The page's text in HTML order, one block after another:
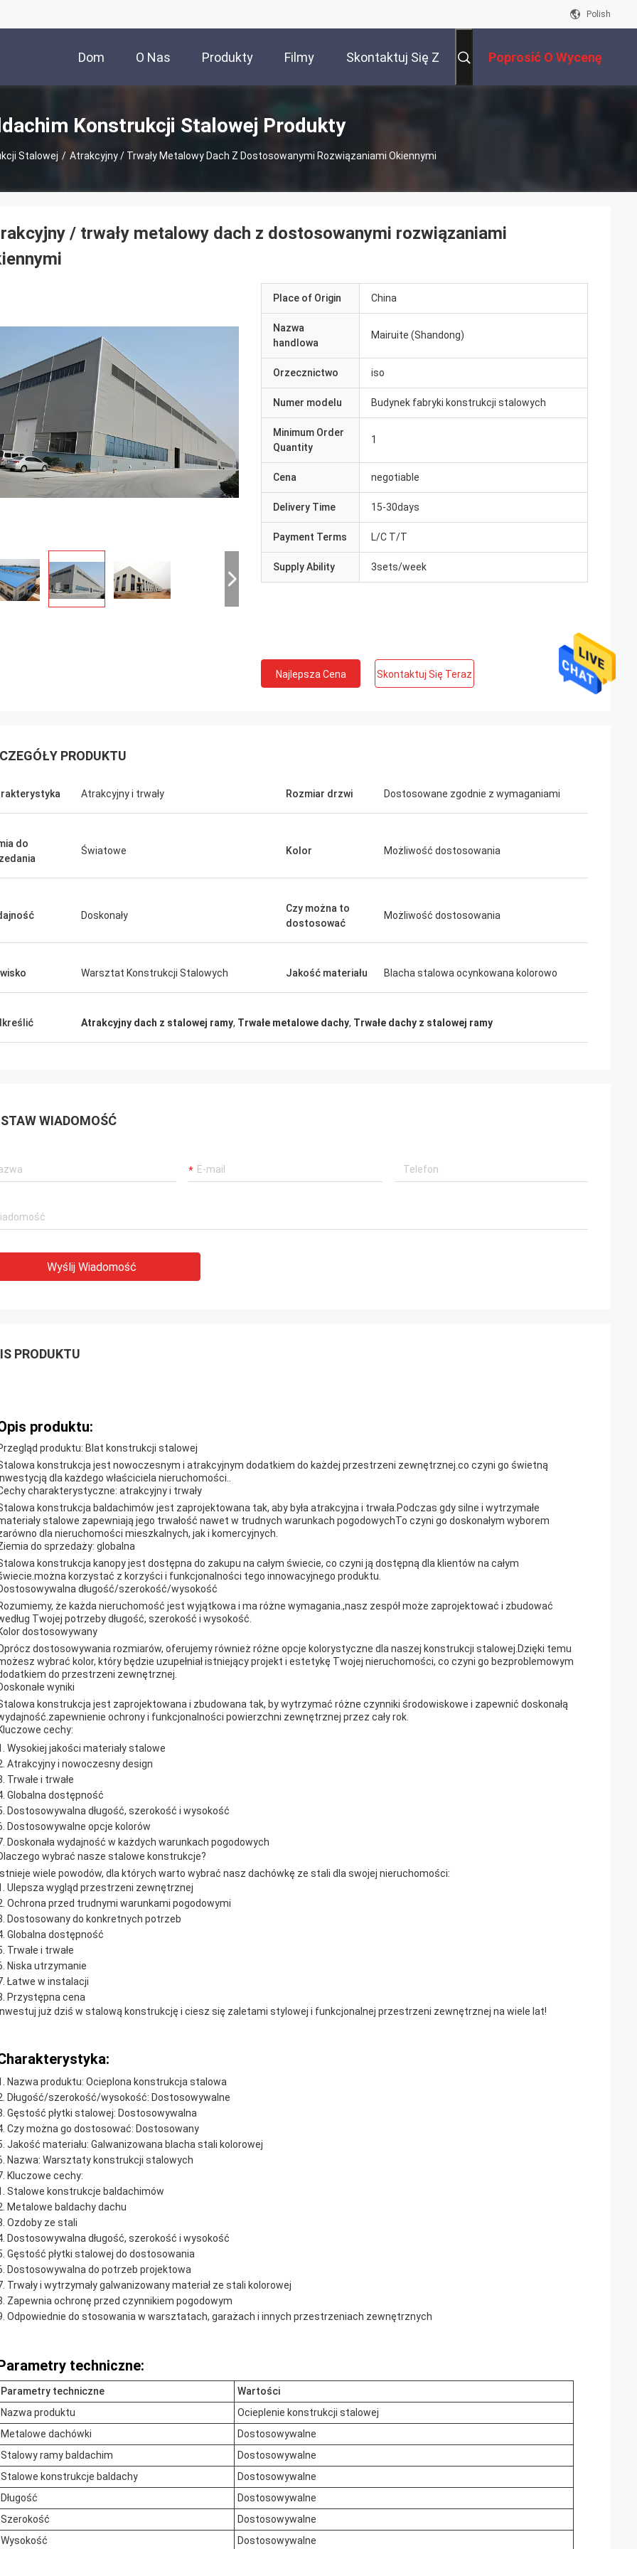
Polish
Dom O Nas Produkty Filmy Skontaktuj Się Z Poprosić O Wycenę
Konstrukcji Stalowej Produkty
Stalowej / Atrakcyjny / Trwały Metalowy Dach Z Dostosowanymi Rozwiązaniami Okiennymi
/ trwały metalowy dach z dostosowanymi rozwiązaniami
Place of Origin China
Nazwa
handlowa
Mairuite (Shandong)
Orzecznictwo iso
Numer modelu Budynek fabryki konstrukcji stalowych
Minimum Order
Quantity
1
Cena negotiable
Delivery Time 15-30days
Payment Terms L/C T/T
Supply Ability 3sets/week
Najlepsza Cena Skontaktuj Się Teraz
PRODUKTU
Atrakcyjny i trwały Rozmiar drzwi Dostosowane zgodnie z wymaganiami
do
Światowe Kolor Możliwość dostosowania
Doskonały
Czy można to
dostosować
Możliwość dostosowania
Warsztat Konstrukcji Stalowych Jakość materiału Blacha stalowa ocynkowana kolorowo
Atrakcyjny dach z stalowej ramy, Trwałe metalowe dachy, Trwałe dachy z stalowej ramy
WIADOMOŚĆ
Wyślij Wiadomość
PRODUKTU
produktu:
produktu: Blat konstrukcji stalowej
konstrukcja jest nowoczesnym i atrakcyjnym dodatkiem do każdej przestrzeni zewnętrznej.co czyni go świetną
dla każdego właściciela nieruchomości..
charakterystyczne: atrakcyjny i trwały
konstrukcja baldachimów jest zaprojektowana tak, aby była atrakcyjna i trwała.Podczas gdy silne i wytrzymałe
stalowe zapewniają jego trwałość nawet w trudnych warunkach pogodowychTo czyni go doskonałym wyborem
dla nieruchomości mieszkalnych, jak i komercyjnych.
do sprzedaży: globalna
konstrukcja kanopy jest dostępna do zakupu na całym świecie, co czyni ją dostępną dla klientów na całym
korzystać z korzyści i funkcjonalności tego innowacyjnego produktu.
długość/szerokość/wysokość
że każda nieruchomość jest wyjątkowa i ma różne wymagania.,nasz zespół może zaprojektować i zbudować
Twojej potrzeby długość, szerokość i wysokość.
dostosowywany
dostosowywania rozmiarów, oferujemy również różne opcje kolorystyczne dla naszej konstrukcji stalowej.Dzięki temu
wybrać kolor, który będzie uzupełniał istniejący projekt i estetykę Twojej nieruchomości, co czyni go bezproblemowym
do przestrzeni zewnętrznej.
wyniki
konstrukcja jest zaprojektowana i zbudowana tak, by wytrzymać różne czynniki środowiskowe i zapewnić doskonałą
ochrony i funkcjonalności powierzchni zewnętrznej przez cały rok.
cechy:
Wysokiej jakości materiały stalowe
Atrakcyjny i nowoczesny design
Trwałe i trwałe
Globalna dostępność
Dostosowywalna długość, szerokość i wysokość
Dostosowywalne opcje kolorów
Doskonała wydajność w każdych warunkach pogodowych
wybrać nasze stalowe konstrukcje?
wiele powodów, dla których warto wybrać nasz dachówkę ze stali dla swojej nieruchomości:
Ulepsza wygląd przestrzeni zewnętrznej
Ochrona przed trudnymi warunkami pogodowymi
Dostosowany do konkretnych potrzeb
Globalna dostępność
Trwałe i trwałe
Niska utrzymanie
Łatwe w instalacji
Przystępna cena
już dziś w stalową konstrukcję i ciesz się zaletami stylowej i funkcjonalnej przestrzeni zewnętrznej na wiele lat!
Nazwa produktu: Ocieplona konstrukcja stalowa
Długość/szerokość/wysokość: Dostosowywalne
Gęstość płytki stalowej: Dostosowywalna
Czy można go dostosować: Dostosowany
Jakość materiału: Galwanizowana blacha stali kolorowej
Nazwa: Warsztaty konstrukcji stalowych
Kluczowe cechy:
Stalowe konstrukcje baldachimów
Metalowe baldachy dachu
Ozdoby ze stali
Dostosowywalna długość, szerokość i wysokość
Gęstość płytki stalowej do dostosowania
Dostosowywalna do potrzeb projektowa
Trwały i wytrzymały galwanizowany materiał ze stali kolorowej
Zapewnia ochronę przed czynnikiem pogodowym
Odpowiednie do stosowania w warsztatach, garażach i innych przestrzeniach zewnętrznych
techniczne:
Parametry techniczne
Wartości
Nazwa produktu
Ocieplenie konstrukcji stalowej
Metalowe dachówki
Dostosowywalne
Stalowy ramy baldachim
Dostosowywalne
Stalowe konstrukcje baldachy
Dostosowywalne
Długość
Dostosowywalne
Szerokość
Dostosowywalne
Wysokość
Dostosowywalne